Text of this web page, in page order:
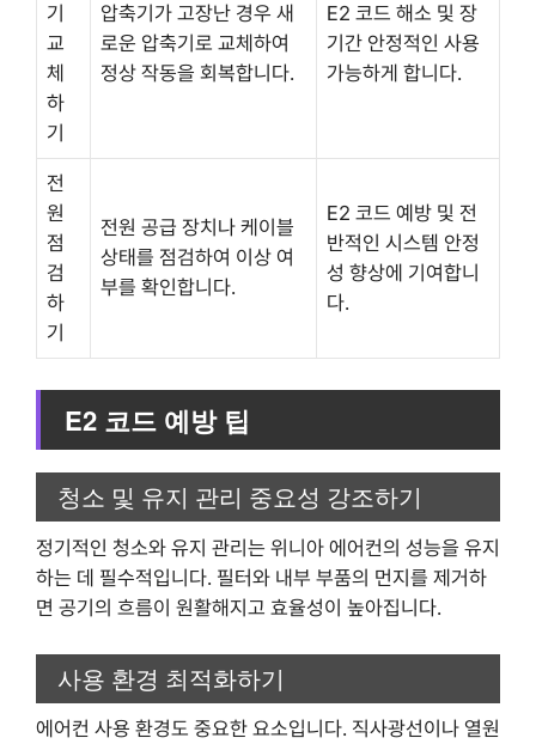
기
교
체
하
기
압축기가 고장난 경우 새
로운 압축기로 교체하여
정상 작동을 회복합니다.
E2 코드 해소 및 장
기간 안정적인 사용
가능하게 합니다.
전
원
점
검
하
기
전원 공급 장치나 케이블
상태를 점검하여 이상 여
부를 확인합니다.
E2 코드 예방 및 전
반적인 시스템 안정
성 향상에 기여합니
다.
E2 코드 예방 팁
청소 및 유지 관리 중요성 강조하기
정기적인 청소와 유지 관리는 위니아 에어컨의 성능을 유지
하는 데 필수적입니다. 필터와 내부 부품의 먼지를 제거하
면 공기의 흐름이 원활해지고 효율성이 높아집니다.
사용 환경 최적화하기
에어컨 사용 환경도 중요한 요소입니다. 직사광선이나 열원